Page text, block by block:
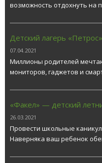
возможность отдохнуть на
Детский лагерь
07.04.2021
Миллионы родителей
мониторов, гаджетов и
«Факел» — детский
26.03.2021
Провести школьные
Наверняка ваш ребенок